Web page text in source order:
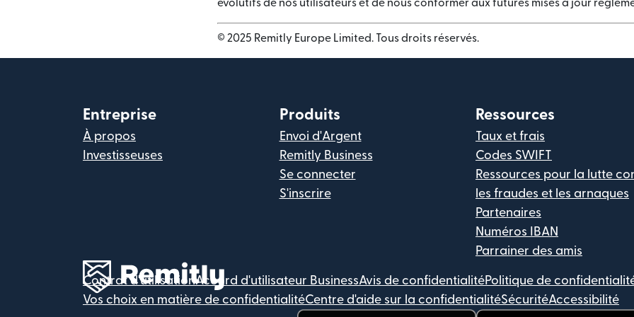
évolutifs de nos utilisateurs et de nous conformer aux futures mises à jour
© 2025 Remitly Europe Limited. Tous droits réservés.
Entreprise
À propos
Investisseuses
Produits
Envoi d'Argent
Remitly Business
Se connecter
S'inscrire
Ressources
Taux et frais
Codes SWIFT
Ressources pour la lutte
les fraudes et les arnaques
Partenaires
Numéros IBAN
Parrainer des amis
Contrat d'utilisationAccord d'utilisateur BusinessAvis de confidentialitéPolitique de
Vos choix en matière de confidentialitéCentre d'aide sur la confidentialitéSécuritéAccessibilité